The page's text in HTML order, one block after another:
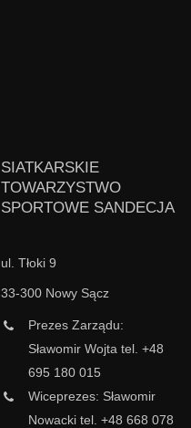
SIATKARSKIE
TOWARZYSTWO
SPORTOWE SANDECJA
ul. Tłoki 9
33-300 Nowy Sącz
Prezes Zarządu:
Sławomir Wojta tel. +48
695 180 015
Wiceprezes: Sławomir
Nowacki tel. +48 668 078